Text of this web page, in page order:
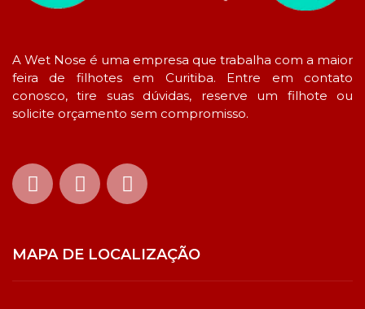
A Wet Nose é uma empresa que trabalha com a maior
feira de filhotes em Curitiba. Entre em contato
conosco, tire suas dúvidas, reserve um filhote ou
solicite orçamento sem compromisso.
MAPA DE LOCALIZAÇÃO